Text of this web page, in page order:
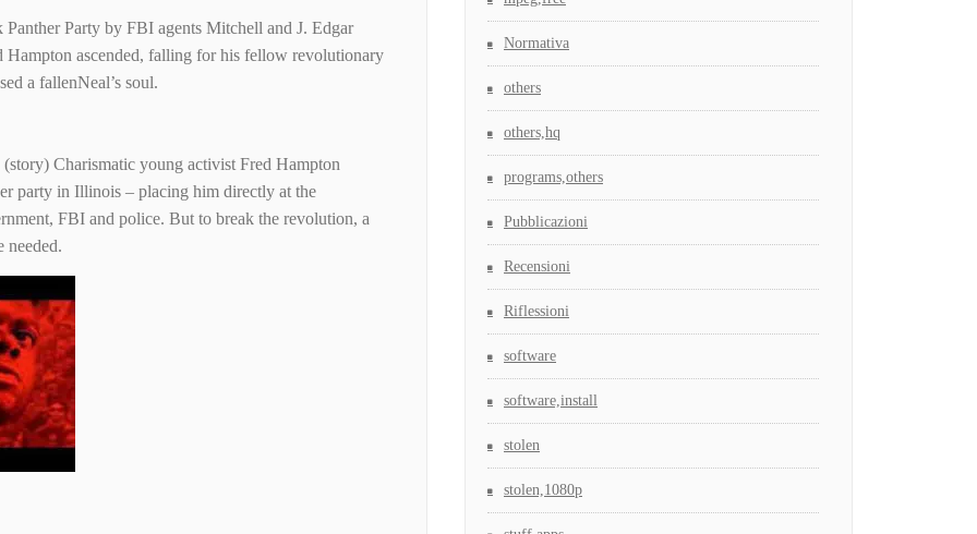
Party by FBI agents Mitchell and J. Edgar
Hampton ascended, falling for his fellow revolutionary
a fallenNeal’s soul.
Charismatic young activist Fred Hampton
party in Illinois – placing him directly at the
FBI and police. But to break the revolution, a
needed.
Normativa
others
others,hq
programs,others
Pubblicazioni
Recensioni
Riflessioni
software
software,install
stolen
stolen,1080p